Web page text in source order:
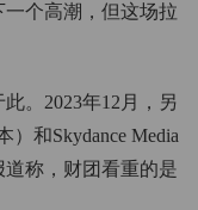
个高潮，但这场拉
。2023年12月，另
）和Skydance Media
称，财团看重的是